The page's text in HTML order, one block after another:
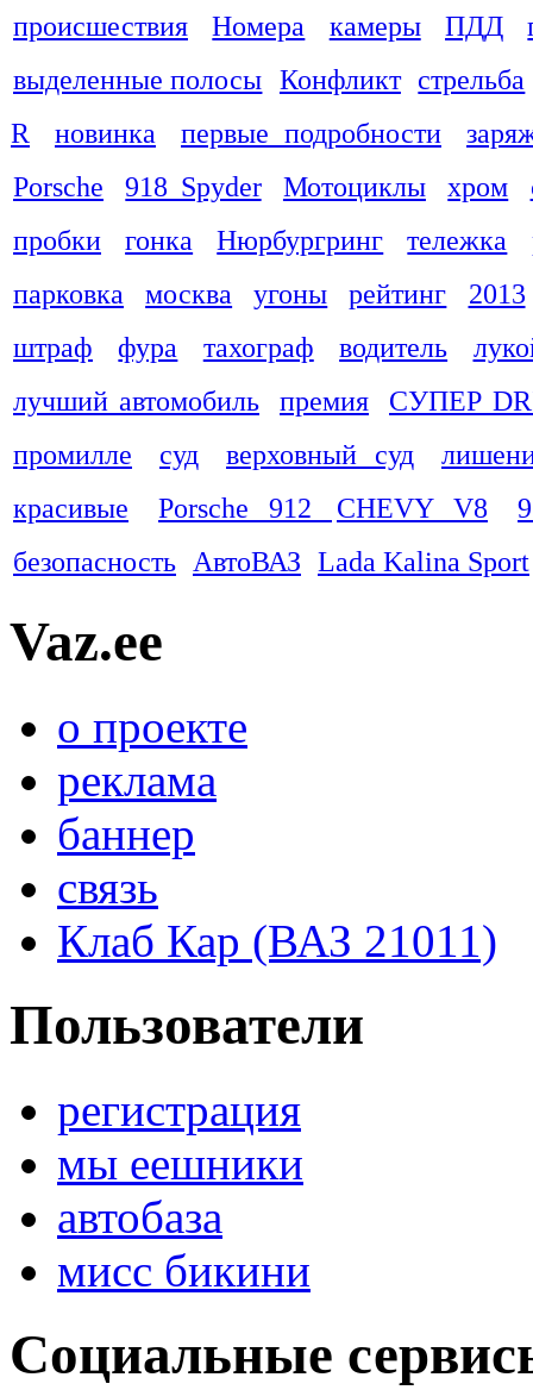
происшествия
Номера камеры ПДД
выделенные полосы Конфликт стрельба
R
новинка первые подробности
Porsche
918 Spyder Мотоциклы хром
пробки
гонка Нюрбургринг тележка
парковка
москва угоны рейтинг
2013
штраф
фура тахограф водитель
лучший автомобиль
премия
СУПЕР
промилле
суд верховный суд
красивые
Porsche 912 CHEVY V8
безопасность АвтоВАЗ Lada Kalina Sport
Vaz.ee
о проекте
реклама
баннер
связь
Клаб Кар (ВАЗ 21011)
Пользователи
регистрация
мы еешники
автобаза
мисс бикини
Социальные